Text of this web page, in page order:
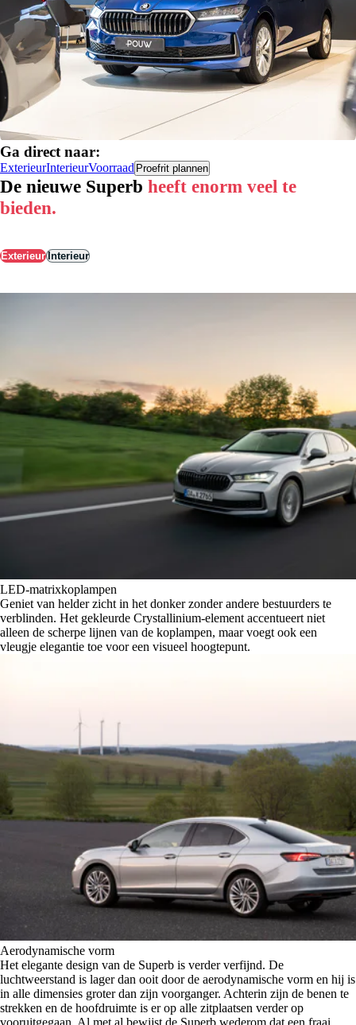
Ga direct naar:
ExterieurInterieurVoorraad Proefrit plannen
De nieuwe Superb heeft enorm veel te
bieden.
ExterieurInterieur
LED-matrixkoplampen
Geniet van helder zicht in het donker zonder andere bestuurders te
verblinden. Het gekleurde Crystallinium-element accentueert niet
alleen de scherpe lijnen van de koplampen, maar voegt ook een
vleugje elegantie toe voor een visueel hoogtepunt.
Aerodynamische vorm
Het elegante design van de Superb is verder verfijnd. De
luchtweerstand is lager dan ooit door de aerodynamische vorm en hij is
in alle dimensies groter dan zijn voorganger. Achterin zijn de benen te
strekken en de hoofdruimte is er op alle zitplaatsen verder op